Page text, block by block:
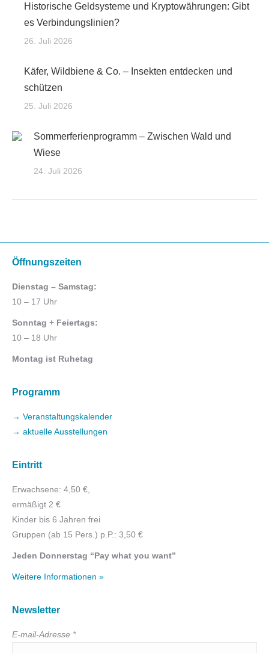
Historische Geldsysteme und Kryptowährungen: Gibt
es Verbindungslinien?
26. Juli 2026
Käfer, Wildbiene & Co. – Insekten entdecken und
schützen
25. Juli 2026
Sommerferienprogramm – Zwischen Wald und
Wiese
24. Juli 2026
Öffnungszeiten
Dienstag – Samstag:
10 – 17 Uhr
Sonntag + Feiertags:
10 – 18 Uhr
Montag ist Ruhetag
Programm
→ Veranstaltungskalender
→ aktuelle Ausstellungen
Eintritt
Erwachsene: 4,50 €,
ermäßigt 2 €
Kinder bis 6 Jahren frei
Gruppen (ab 15 Pers.) p.P.: 3,50 €
Jeden Donnerstag “Pay what you want”
Weitere Informationen »
Newsletter
E-mail-Adresse *